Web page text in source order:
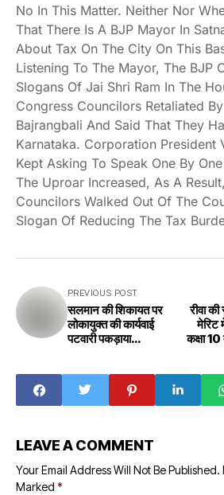
No In This Matter. Neither Nor
That There Is A BJP Mayor In
About Tax On The City On This
Listening To The Mayor, The BJP
Slogans Of Jai Shri Ram In The
Congress Councilors Retaliated
Bajrangbali And Said That They
Karnataka. Corporation President
Kept Asking To Speak One By
The Uproar Increased, As A
Councilors Walked Out Of The
Slogan Of Reducing The Tax
PREVIOUS POST
सलमान की शिकायत पर
लोकायुक्त की कार्यवाई
पटवारी पकड़ाया
Salman's
complaint,
Patwari caught
रीवा की
मेरिट
कक्षा 10
LEAVE A COMMENT
Your Email Address Will Not Be Published.
Marked *